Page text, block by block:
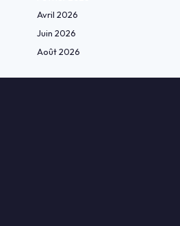
Avril 2026
Juin 2026
Août 2026